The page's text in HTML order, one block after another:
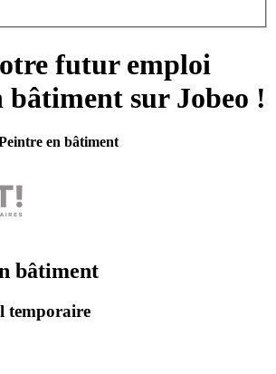
futur emploi
bâtiment sur Jobeo !
en bâtiment
bâtiment
temporaire